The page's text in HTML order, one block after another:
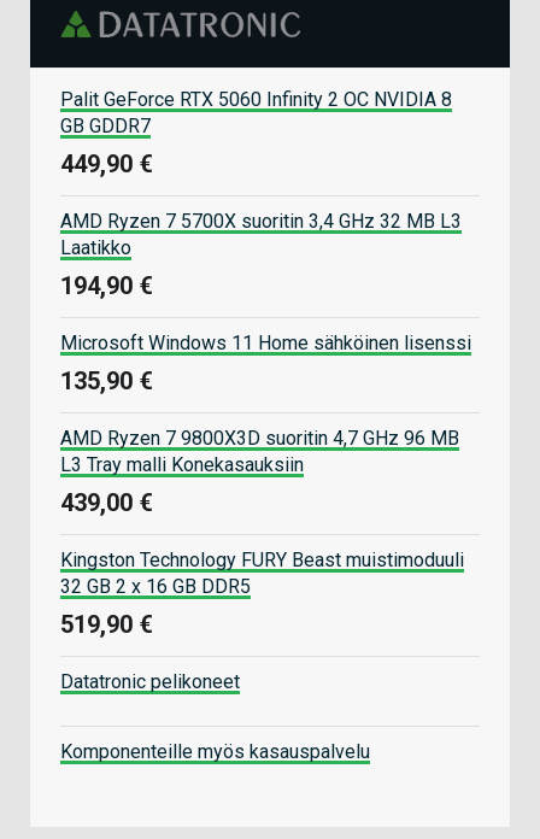
Palit GeForce RTX 5060 Infinity 2 OC NVIDIA 8
GB GDDR7
449,90 €
AMD Ryzen 7 5700X suoritin 3,4 GHz 32 MB L3
Laatikko
194,90 €
Microsoft Windows 11 Home sähköinen lisenssi
135,90 €
AMD Ryzen 7 9800X3D suoritin 4,7 GHz 96 MB
L3 Tray malli Konekasauksiin
439,00 €
Kingston Technology FURY Beast muistimoduuli
32 GB 2 x 16 GB DDR5
519,90 €
Datatronic pelikoneet
Komponenteille myös kasauspalvelu